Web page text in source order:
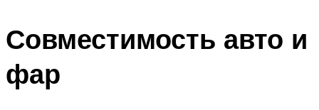
Совместимость авто и
фар